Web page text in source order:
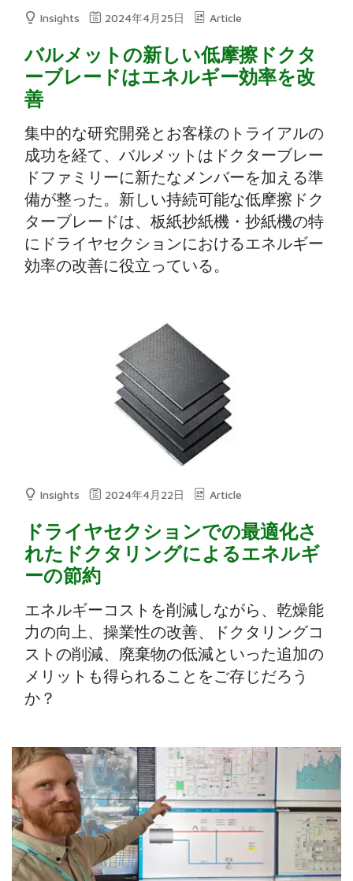
Insights 2024年4月25日 Article
バルメットの新しい低摩擦ドクタ
ーブレードはエネルギー効率を改
善
集中的な研究開発とお客様のトライアルの
成功を経て、バルメットはドクターブレー
ドファミリーに新たなメンバーを加える準
備が整った。新しい持続可能な低摩擦ドク
ターブレードは、板紙抄紙機・抄紙機の特
にドライヤセクションにおけるエネルギー
効率の改善に役立っている。
Insights 2024年4月22日 Article
ドライヤセクションでの最適化さ
れたドクタリングによるエネルギ
ーの節約
エネルギーコストを削減しながら、乾燥能
力の向上、操業性の改善、ドクタリングコ
ストの削減、廃棄物の低減といった追加の
メリットも得られることをご存じだろう
か？